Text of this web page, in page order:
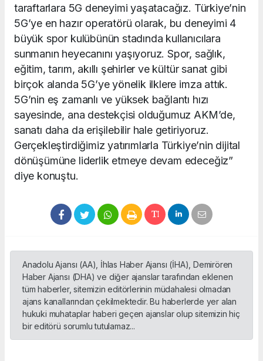
taraftarlara 5G deneyimi yaşatacağız. Türkiye’nin
5G’ye en hazır operatörü olarak, bu deneyimi 4
büyük spor kulübünün stadında kullanıcılara
sunmanın heyecanını yaşıyoruz. Spor, sağlık,
eğitim, tarım, akıllı şehirler ve kültür sanat gibi
birçok alanda 5G’ye yönelik ilklere imza attık.
5G’nin eş zamanlı ve yüksek bağlantı hızı
sayesinde, ana destekçisi olduğumuz AKM’de,
sanatı daha da erişilebilir hale getiriyoruz.
Gerçekleştirdiğimiz yatırımlarla Türkiye’nin dijital
dönüşümüne liderlik etmeye devam edeceğiz”
diye konuştu.
Anadolu Ajansı (AA), İhlas Haber Ajansı (İHA), Demirören
Haber Ajansı (DHA) ve diğer ajanslar tarafından eklenen
tüm haberler, sitemizin editörlerinin müdahalesi olmadan
ajans kanallarından çekilmektedir. Bu haberlerde yer alan
hukuki muhataplar haberi geçen ajanslar olup sitemizin hiç
bir editörü sorumlu tutulamaz...